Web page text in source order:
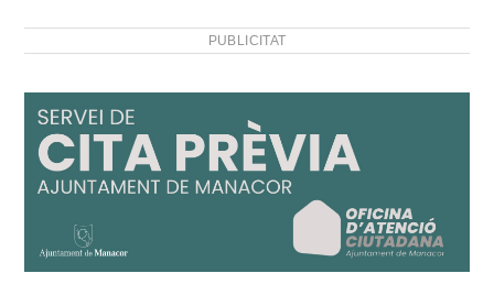
clara, i ha estat també
secundada per l’agrupacióPUBLICITAT